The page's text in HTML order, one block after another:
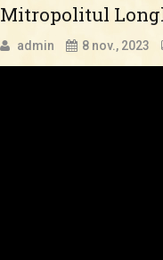
Mitropolitul
admin 8 nov., 2023